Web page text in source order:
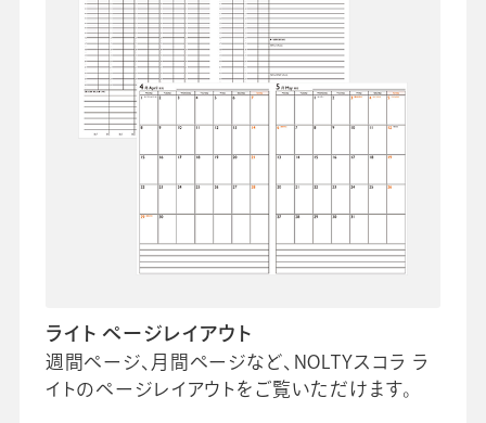
ライト ページレイアウト
週間ページ、月間ページなど、NOLTYスコラ ラ
イトのページレイアウトをご覧いただけます。